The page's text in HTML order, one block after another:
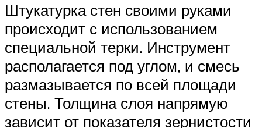
Штукатурка стен своими руками
происходит с использованием
специальной терки. Инструмент
располагается под углом, и смесь
размазывается по всей площади
стены. Толщина слоя напрямую
зависит от показателя зернистости